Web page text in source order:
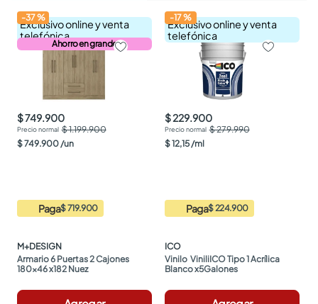
Exclusivo online y venta
telefónica
Ahorro en grande
-37%
$ 749.900
$ 1.199.900
$749.900 /un
Paga$ 719.900
M+DESIGN
Armario 6 Puertas 2 Cajones
180x46 x182 Nuez
Exclusivo online y venta
telefónica
-17%
$ 229.900
$ 279.990
$12,15 /ml
Paga$ 224.900
ICO
Vinilo  ViniliICO Tipo 1 Acrílica
Blanco x5Galones